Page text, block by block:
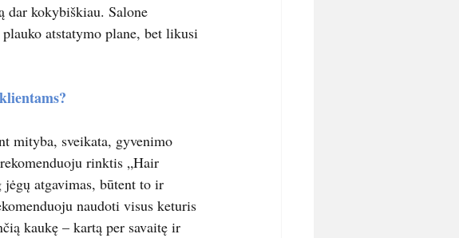
dar kokybiškiau. Salone
atstatymo plane, bet likusi
mityba, sveikata, gyvenimo
rinktis „Hair
atgavimas, būtent to ir
naudoti visus keturis
kaukę – kartą per savaitę ir